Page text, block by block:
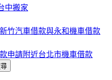
中搬家
竹汽車借款與永和機車借款
申請附近台北市機車借款